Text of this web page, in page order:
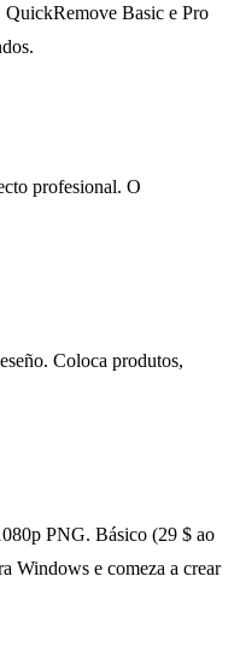
QuickRemove Basic e Pro
profesional. O
Coloca produtos,
PNG. Básico (29 $ ao
Windows e comeza a crear